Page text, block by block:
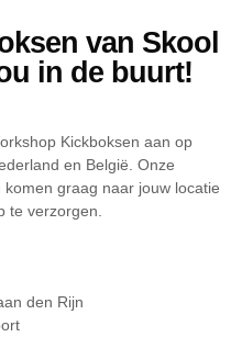
van Skool
in de buurt!
Kickboksen aan op
en België. Onze
graag naar jouw locatie
te verzorgen.
den Rijn